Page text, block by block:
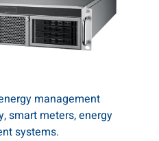
management
smart meters, energy
systems.